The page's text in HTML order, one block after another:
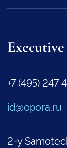
+7 (495) 247
id@opora.ru
2-y